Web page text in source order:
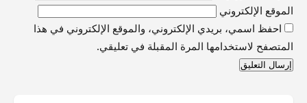
الموقع الإلكتروني
احفظ اسمي، بريدي الإلكتروني، والموقع الإلكتروني في هذا
المتصفح لاستخدامها المرة المقبلة في تعليقي.